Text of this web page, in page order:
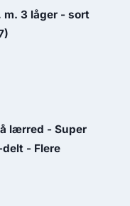
m. 3 låger - sort
lærred - Super
- Flere